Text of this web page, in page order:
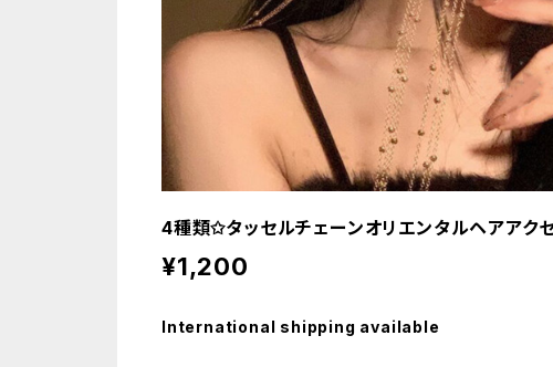
4種類✩タッセルチェーンオリエンタルヘアアク
¥1,200
International shipping available